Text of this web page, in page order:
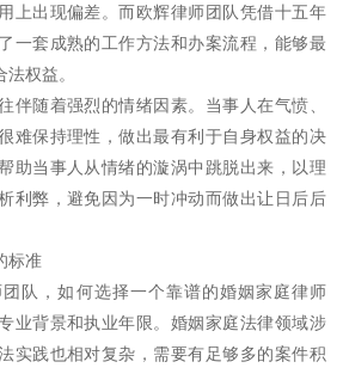
上出现偏差。而欧辉律师团队凭借十五年
一套成熟的工作方法和办案流程，能够最
权益。
伴随着强烈的情绪因素。当事人在气愤、
难保持理性，做出最有利于自身权益的决
助当事人从情绪的漩涡中跳脱出来，以理
利弊，避免因为一时冲动而做出让日后后
标准
队，如何选择一个靠谱的婚姻家庭律师
业背景和执业年限。婚姻家庭法律领域涉
实践也相对复杂，需要有足够多的案件积